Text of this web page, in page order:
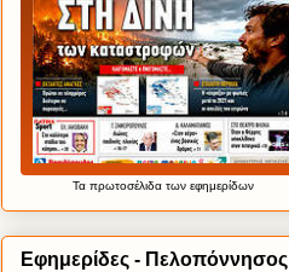
Τα πρωτοσέλιδατων εφημερίδων
Εφημερίδες - Πελοπόννησος